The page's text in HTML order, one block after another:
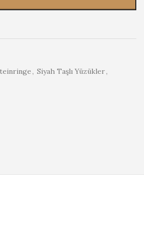
, Siyah Taşlı Yüzükler,